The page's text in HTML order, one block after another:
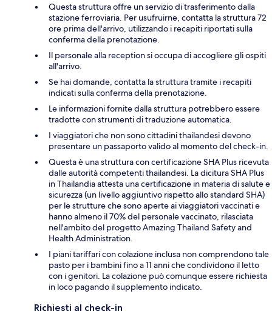
Questa struttura offre un servizio di trasferimento dalla
stazione ferroviaria. Per usufruirne, contatta la struttura 72
ore prima dell'arrivo, utilizzando i recapiti riportati sulla
conferma della prenotazione.
Il personale alla reception si occupa di accogliere gli ospiti
all'arrivo.
Se hai domande, contatta la struttura tramite i recapiti
indicati sulla conferma della prenotazione.
Le informazioni fornite dalla struttura potrebbero essere
tradotte con strumenti di traduzione automatica.
I viaggiatori che non sono cittadini thailandesi devono
presentare un passaporto valido al momento del check-in.
Questa è una struttura con certificazione SHA Plus ricevuta
dalle autorità competenti thailandesi. La dicitura SHA Plus
in Thailandia attesta una certificazione in materia di salute e
sicurezza (un livello aggiuntivo rispetto allo standard SHA)
per le strutture che sono aperte ai viaggiatori vaccinati e
hanno almeno il 70% del personale vaccinato, rilasciata
nell'ambito del progetto Amazing Thailand Safety and
Health Administration.
I piani tariffari con colazione inclusa non comprendono tale
pasto per i bambini fino a 11 anni che condividono il letto
con i genitori. La colazione può comunque essere richiesta
in loco pagando il supplemento indicato.
Richiesti al check-in